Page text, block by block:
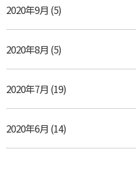
2020年9月 (5)
2020年8月 (5)
2020年7月 (19)
2020年6月 (14)